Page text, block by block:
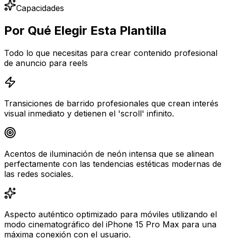
Capacidades
Por Qué Elegir Esta Plantilla
Todo lo que necesitas para crear contenido profesional
de anuncio para reels
Transiciones de barrido profesionales que crean interés
visual inmediato y detienen el 'scroll' infinito.
Acentos de iluminación de neón intensa que se alinean
perfectamente con las tendencias estéticas modernas de
las redes sociales.
Aspecto auténtico optimizado para móviles utilizando el
modo cinematográfico del iPhone 15 Pro Max para una
máxima conexión con el usuario.